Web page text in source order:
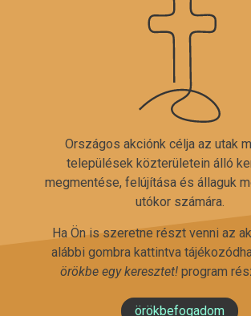
Országos akciónk célja az utak
települések közterületein álló
megmentése, felújítása és állaguk
utókor számára.
Ha Ön is szeretne részt venni az
alábbi gombra kattintva
örökbe egy keresztet!program
örökbefogadom